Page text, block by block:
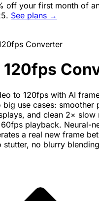
off your first month of
. See plans →
Converter
to 120fps with AI
big use cases: smoother
and clean 2× slow
playback. Neural-
a real new frame
no blurry